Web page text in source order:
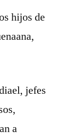
hijos de
jefes
a